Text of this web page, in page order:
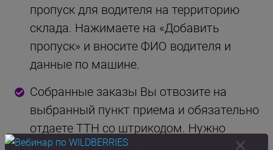
пропуск для водителя на территорию
склада. Нажимаете на «Добавить
пропуск» и вносите ФИО водителя и
данные по машине.
Собранные заказы Вы отвозите на
выбранный пункт приема и обязательно
отдаете ТТН со штрикодом. Нужно
проследить за тем, чтобы сотрудник